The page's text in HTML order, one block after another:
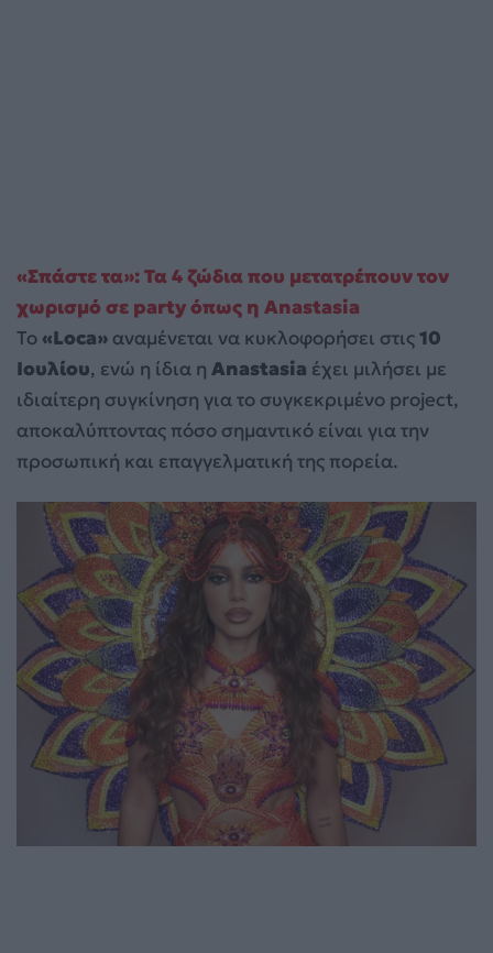
«Σπάστε τα»: Τα 4 ζώδια που μετατρέπουν τον
χωρισμό σε party όπως η Anastasia
Το«Loca» αναμένεται να κυκλοφορήσει στις10
Ιουλίου, ενώ η ίδια η Anastasia έχει μιλήσει με
ιδιαίτερη συγκίνηση για το συγκεκριμένο project,
αποκαλύπτοντας πόσο σημαντικό είναι για την
προσωπική και επαγγελματική της πορεία.